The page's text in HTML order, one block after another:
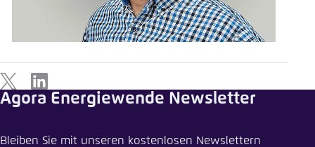
X LinkedIn
Agora Energiewende Newsletter
Bleiben Sie mit unseren kostenlosen Newslettern